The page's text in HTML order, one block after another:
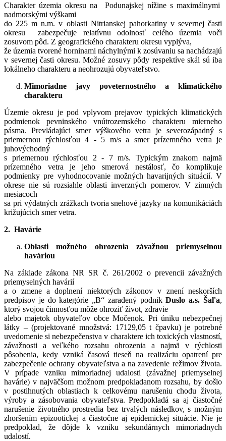
Charakter územia okresu na Podunajskej nížine s maximálnymi
nadmorskými výškami
do 225 m n.m. v oblasti Nitrianskej pahorkatiny v severnej časti
okresu zabezpečuje relatívnu odolnosť celého územia voči
zosuvom pôd. Z geografického charakteru okresu vyplýva,
že územia tvorené horninami náchylnými k zosúvaniu sa nachádzajú
v severnej časti okresu. Možné zosuvy pôdy respektíve skál sú iba
lokálneho charakteru a neohrozujú obyvateľstvo.
Mimoriadne javy poveternostného a klimatického
charakteru
Územie okresu je pod vplyvom prejavov typických klimatických
podmienok pevninského vnútrozemského charakteru mierneho
pásma. Prevládajúci smer výškového vetra je severozápadný s
priemernou rýchlosťou 4 - 5 m/s a smer prízemného vetra je
juhovýchodný
s priemernou rýchlosťou 2 - 7 m/s. Typickým znakom najmä
prízemného vetra je jeho smerová nestálosť, čo komplikuje
podmienky pre vyhodnocovanie možných havarijných situácií. V
okrese nie sú rozsiahle oblasti inverzných pomerov. V zimných
mesiacoch
sa pri výdatných zrážkach tvoria snehové jazyky na komunikáciách
križujúcich smer vetra.
2. Havárie
Oblasti možného ohrozenia závažnou priemyselnou
haváriou
Na základe zákona NR SR č. 261/2002 o prevencii závažných
priemyselných havárií
a o zmene a doplnení niektorých zákonov v znení neskorších
predpisov je do kategórie „B“ zaradený podnikDuslo a.s. Šaľa,
ktorý svojou činnosťou môže ohroziť život, zdravie
alebo majetok obyvateľov obce Močenok. Pri úniku nebezpečnej
látky – (projektované množstvá: 17129,05 t čpavku) je potrebné
uvedomenie si nebezpečenstva v charaktere ich toxických vlastností,
závažnosti a veľkého rozsahu ohrozenia a najmä v rýchlosti
pôsobenia, kedy vzniká časová tieseň na realizáciu opatrení pre
zabezpečenie ochrany obyvateľstva a na zavedenie režimov života.
V prípade vzniku mimoriadnej udalosti (závažnej priemyselnej
havárie) v najväčšom možnom predpokladanom rozsahu, by došlo
v postihnutých oblastiach k celkovému narušeniu chodu života,
výroby a zásobovania obyvateľstva. Predpokladá sa aj čiastočné
narušenie životného prostredia bez trvalých následkov, s možným
zhoršením epizootickej a čiastočne aj epidemickej situácie. Nie je
predpoklad, že dôjde k vzniku sekundárnych mimoriadnych
udalostí.